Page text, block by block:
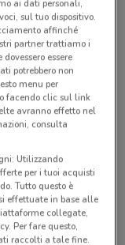
pubblicato
più tardi.
ai dati personali,
sul tuo dispositivo.
affinché
partner trattiamo i
essere
potrebbero non
menu per
facendo clic sul link
avranno effetto nel
consulta
Utilizzando
per i tuoi acquisti
Tutto questo è
effettuate in base alle
collegate,
Per fare questo,
raccolti a tale fine.